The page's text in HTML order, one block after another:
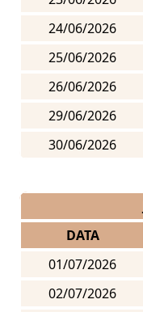
24/06/2026
25/06/2026
26/06/2026
29/06/2026
30/06/2026
DATA
01/07/2026
02/07/2026